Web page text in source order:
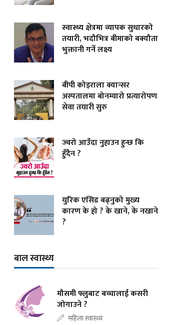
स्वास्थ्य क्षेत्रमा व्यापक सुधारको
तयारी, भदौभित्र बीमाको बक्यौता
भुक्तानी गर्ने लक्ष्य
बीपी कोइराला क्यान्सर
अस्पतालमा बोनम्यारो प्रत्यारोपण
सेवा तयारी सुरु
ज्वरो आउँदा नुहाउन हुन्छ कि
हुँदैन ?
युरिक एसिड बढ्नुको मुख्य
कारण के हो ? के खाने, के नखाने
?
बाल स्वास्थ्य
मौसमी फ्लुबाट बच्चालाई कसरी
जोगाउने ?
महिला स्वास्थ्य